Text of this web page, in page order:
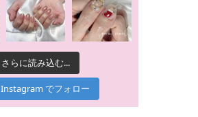
さらに読み込む...
Instagram でフォロー